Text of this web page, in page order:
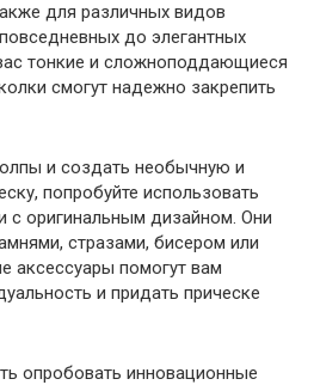
для различных видов
до элегантных
тонкие и сложноподдающиеся
смогут надежно закрепить
и создать необычную и
попробуйте использовать
с оригинальным дизайном. Они
стразами, бисером или
аксессуары помогут вам
и придать прическе
опробовать инновационные